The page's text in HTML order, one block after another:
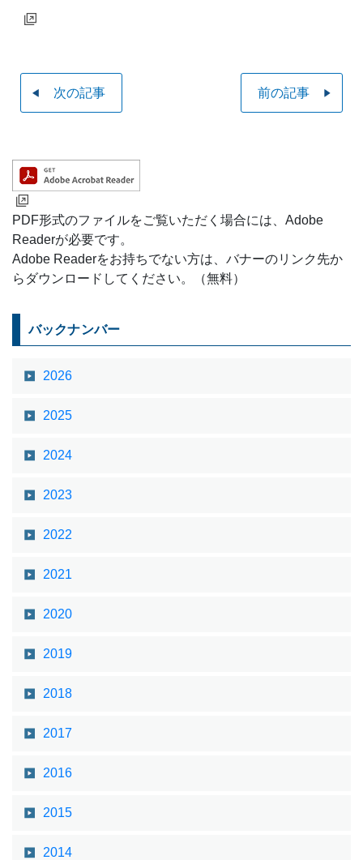
次の記事 前の記事
PDF形式のファイルをご覧いただく場合には、Adobe
Readerが必要です。
Adobe Readerをお持ちでない方は、バナーのリンク先か
らダウンロードしてください。（無料）
バックナンバー
2026
2025
2024
2023
2022
2021
2020
2019
2018
2017
2016
2015
2014